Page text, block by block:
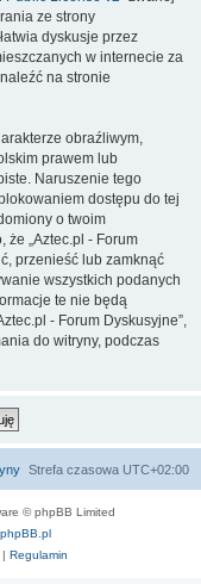
ze strony
dyskusje przez
w internecie za
na stronie
obraźliwym,
prawem lub
Naruszenie tego
dostępu do tej
o twoim
że „Aztec.pl - Forum
przenieść lub zamknąć
wszystkich podanych
te nie będą
- Forum Dyskusyjne”,
do witryny, podczas
Strefa czasowa UTC+02:00
© phpBB Limited
phpBB.pl
| Regulamin